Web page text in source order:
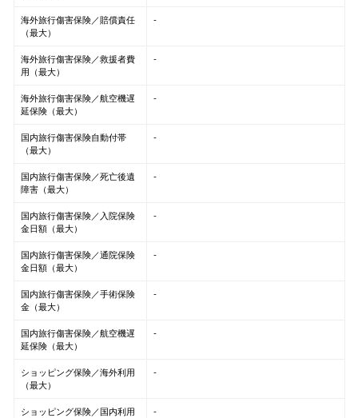
海外旅行傷害保険／賠償責任
（最大）
-
海外旅行傷害保険／救援者費
用（最大）
-
海外旅行傷害保険／航空機遅
延保険（最大）
-
国内旅行傷害保険自動付帯
（最大）
-
国内旅行傷害保険／死亡後遺
障害（最大）
-
国内旅行傷害保険／入院保険
金日額（最大）
-
国内旅行傷害保険／通院保険
金日額（最大）
-
国内旅行傷害保険／手術保険
金（最大）
-
国内旅行傷害保険／航空機遅
延保険（最大）
-
ショッピング保険／海外利用
（最大）
-
ショッピング保険／国内利用
-